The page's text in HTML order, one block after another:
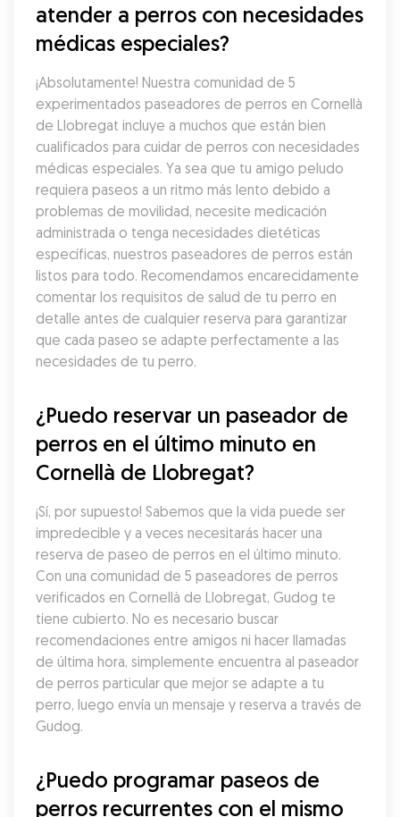
atender a perros con necesidades
médicas especiales?
¡Absolutamente! Nuestra comunidad de 5
experimentados paseadores de perros en Cornellà
de Llobregat incluye a muchos que están bien
cualificados para cuidar de perros con necesidades
médicas especiales. Ya sea que tu amigo peludo
requiera paseos a un ritmo más lento debido a
problemas de movilidad, necesite medicación
administrada o tenga necesidades dietéticas
específicas, nuestros paseadores de perros están
listos para todo. Recomendamos encarecidamente
comentar los requisitos de salud de tu perro en
detalle antes de cualquier reserva para garantizar
que cada paseo se adapte perfectamente a las
necesidades de tu perro.
¿Puedo reservar un paseador de
perros en el último minuto en
Cornellà de Llobregat?
¡Sí, por supuesto! Sabemos que la vida puede ser
impredecible y a veces necesitarás hacer una
reserva de paseo de perros en el último minuto.
Con una comunidad de 5 paseadores de perros
verificados en Cornellà de Llobregat, Gudog te
tiene cubierto. No es necesario buscar
recomendaciones entre amigos ni hacer llamadas
de última hora, simplemente encuentra al paseador
de perros particular que mejor se adapte a tu
perro, luego envía un mensaje y reserva a través de
Gudog.
¿Puedo programar paseos de
perros recurrentes con el mismo